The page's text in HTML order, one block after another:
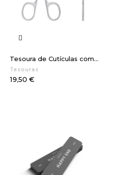
Tesoura de Cutículas com...
Tesouras
Preço
19,50 €